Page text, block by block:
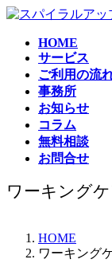
コ
ナ
HOME
サービス
ご利用の流
事務所
お知らせ
コラム
無料相談
お問合せ
ワーキング
HOME
ワーキング